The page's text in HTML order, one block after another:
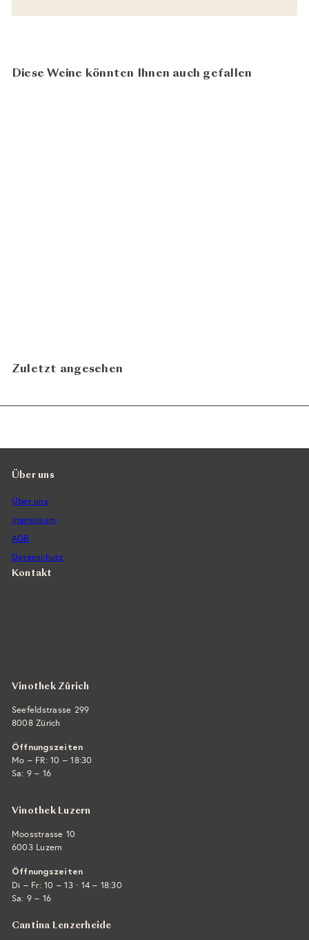
Diese Weine könnten Ihnen auch gefallen
Zuletzt angesehen
Über uns
Über uns
Impressum
AGB
Datenschutz
Kontakt
Vinothek Zürich
Seefeldstrasse 299
8008 Zürich
Öffnungszeiten
Mo – FR: 10 – 18:30
Sa: 9 – 16
Vinothek Luzern
Moosstrasse 10
6003 Luzern
Öffnungszeiten
Di – Fr: 10 – 13 · 14 – 18:30
Sa: 9 – 16
Cantina Lenzerheide